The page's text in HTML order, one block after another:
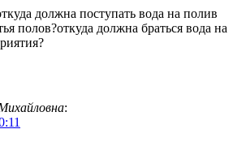
должна поступать вода на полив
полов?откуда должна браться вода на
: